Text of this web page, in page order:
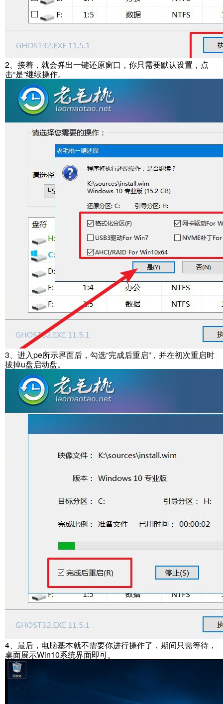
2、接着，就会弹出一键还原窗口，你只需要默认设置，点
击“是”继续操作。
3、进入pe所示界面后，勾选“完成后重启”，并在初次重启时
拔掉u盘启动盘。
4、最后，电脑基本就不需要你进行操作了，期间只需等待，
桌面展示Win10系统界面即可。